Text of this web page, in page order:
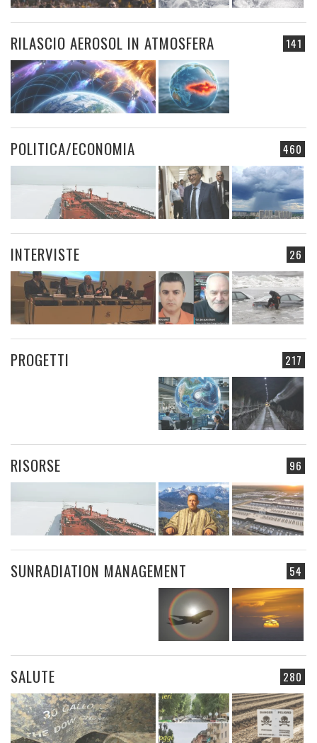
141
RILASCIO AEROSOL IN ATMOSFERA
460
POLITICA/ECONOMIA
26
INTERVISTE
217
PROGETTI
96
RISORSE
54
SUNRADIATION MANAGEMENT
280
SALUTE